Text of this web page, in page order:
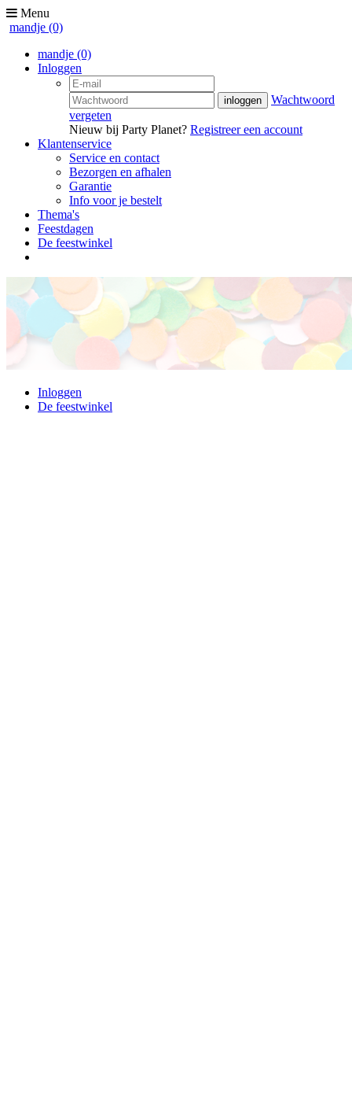
Menu
mandje (0)
mandje (0)
Inloggen
Wachtwoord
vergeten
Nieuw bij Party Planet? Registreer een account
Klantenservice
Service en contact
Bezorgen en afhalen
Garantie
Info voor je bestelt
Thema's
Feestdagen
De feestwinkel
Inloggen
De feestwinkel